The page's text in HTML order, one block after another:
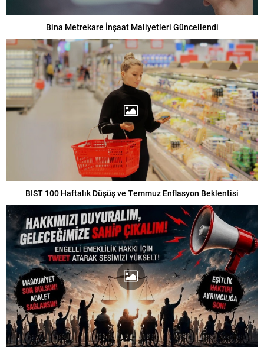
Bina Metrekare İnşaat Maliyetleri Güncellendi
BIST 100 Haftalık Düşüş ve Temmuz Enflasyon Beklentisi